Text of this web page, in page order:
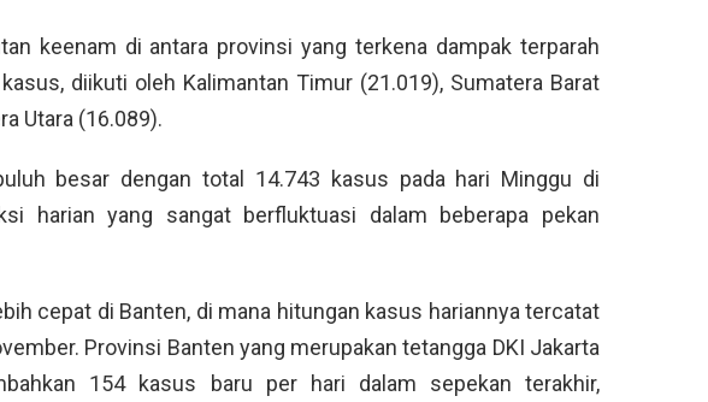
keenam di antara provinsi yang terkena dampak terparah
diikuti oleh Kalimantan Timur (21.019), Sumatera Barat
Utara (16.089).
besar dengan total 14.743 kasus pada hari Minggu di
harian yang sangat berfluktuasi dalam beberapa pekan
cepat di Banten, di mana hitungan kasus hariannya tercatat
Provinsi Banten yang merupakan tetangga DKI Jakarta
154 kasus baru per hari dalam sepekan terakhir,